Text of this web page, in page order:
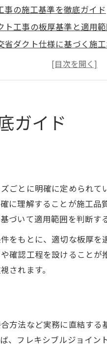
事の施工基準を徹底ガイド
ト工事の板厚基準と適用
省ダクト仕様に基づく施
ト工事手順と振れ止め基準
建築工事標準仕様書の根
かすダクト施工基準の知識
対応に役立つダクト工事の
ト工事の納まりと配管支持
ト工事におけるフレキシ
に基づくダクト工事の確
建築工事標準仕様書の要
省ダクト仕様を現場で確
ト振れ止め基準の明確な確
ト工事基準で品質を守る
ダクト工事基準が求める
ガイド
ごとに明確に定められ
に理解することが施工
いて適用範囲を判断す
をもとに、適切な板厚
確認工程を設けること
されます。
方法など実務に直結す
、フレキシブルジョイ